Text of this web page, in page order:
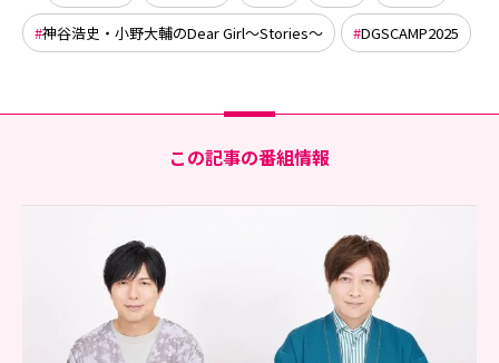
神谷浩史・小野大輔のDear Girl〜Stories〜 DGSCAMP2025
この記事の番組情報